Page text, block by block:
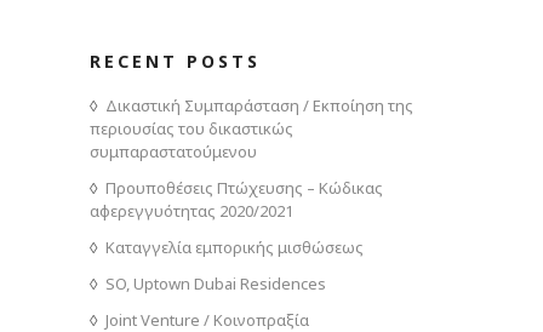
RECENT POSTS
Δικαστική Συμπαράσταση / Εκποίηση της
περιουσίας του δικαστικώς
συμπαραστατούμενου
Προυποθέσεις Πτώχευσης – Κώδικας
αφερεγγυότητας 2020/2021
Καταγγελία εμπορικής μισθώσεως
SO, Uptown Dubai Residences
Joint Venture / Κοινοπραξία